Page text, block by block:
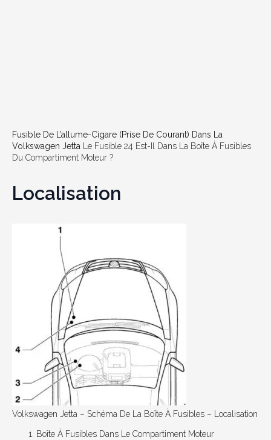
Fusible De L’allume-Cigare (prise De Courant) Dans La
Volkswagen Jetta Le Fusible 24 Est-Il Dans La Boîte À Fusibles
Du Compartiment Moteur ?
Localisation
Volkswagen Jetta – Schéma De La Boîte À Fusibles – Localisation
Boîte À Fusibles Dans Le Compartiment Moteur